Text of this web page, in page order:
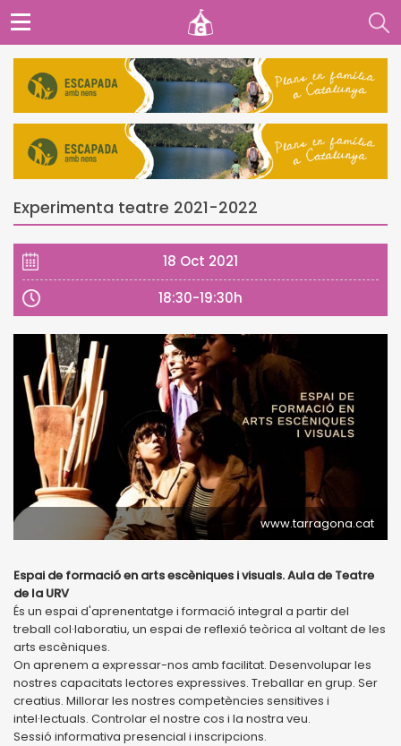
Experimenta teatre 2021-2022
18 Oct 2021
18:30-19:30h
www.tarragona.cat
Espai de formació en arts escèniques i visuals. Aula de Teatre
de la URV
És un espai d'aprenentatge i formació integral a partir del
treball col·laboratiu, un espai de reflexió teòrica al voltant de les
arts escèniques.
On aprenem a expressar-nos amb facilitat. Desenvolupar les
nostres capacitats lectores expressives. Treballar en grup. Ser
creatius. Millorar les nostres competències sensitives i
intel·lectuals. Controlar el nostre cos i la nostra veu.
Sessió informativa presencial i inscripcions.